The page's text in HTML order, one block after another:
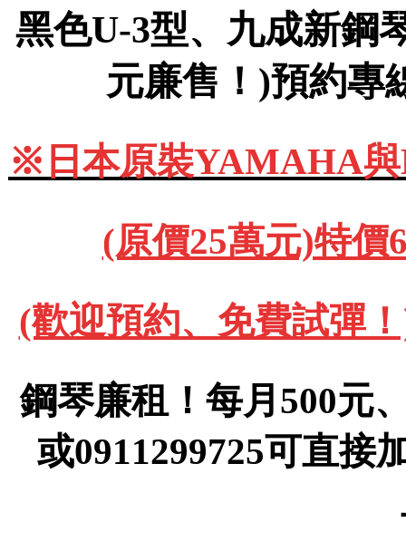
黑色U-3型、九成新鋼
元廉售！)預約專
※日本原裝YAMAHA與
(原價25萬元)特價
(歡迎預約、免費試彈
鋼琴廉租！每月500元
或0911299725可直接